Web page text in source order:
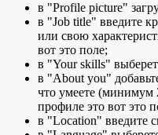
в "Profile picture"
в "Job title" введите
или свою
вот это поле;
в "Your skills"
в "About you"
что умеете (минимум
профиле это вот это
в "Location" введите